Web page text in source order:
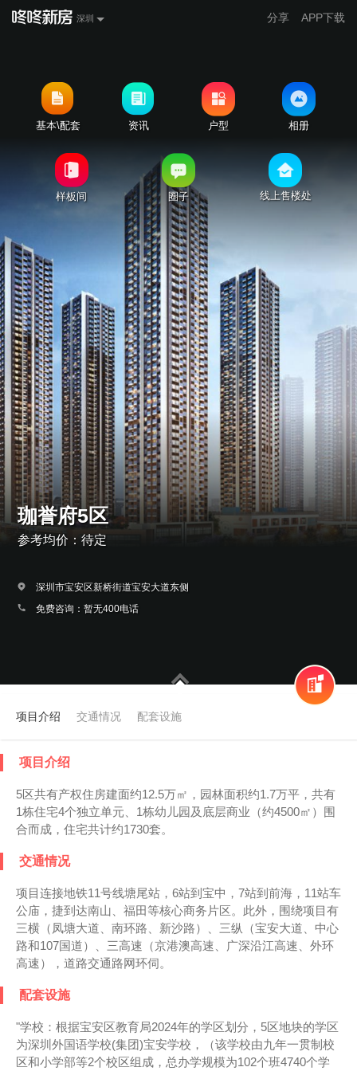
深圳 分享 APP下载
基本\配套 资讯 户型 相册
样板间 圈子 线上售楼处
珈誉府5区
参考均价：待定
深圳市宝安区新桥街道宝安大道东侧
免费咨询：暂无400电话
项目介绍 交通情况 配套设施
项目介绍
5区共有产权住房建面约12.5万㎡，园林面积约1.7万平，共有
1栋住宅4个独立单元、1栋幼儿园及底层商业（约4500㎡）围
合而成，住宅共计约1730套。
交通情况
项目连接地铁11号线塘尾站，6站到宝中，7站到前海，11站车
公庙，捷到达南山、福田等核心商务片区。此外，围绕项目有
三横（凤塘大道、南环路、新沙路）、三纵（宝安大道、中心
路和107国道）、三高速（京港澳高速、广深沿江高速、外环
高速），道路交通路网环伺。
配套设施
"学校：根据宝安区教育局2024年的学区划分，5区地块的学区
为深圳外国语学校(集团)宝安学校，（该学校由九年一贯制校
区和小学部等2个校区组成，总办学规模为102个班4740个学